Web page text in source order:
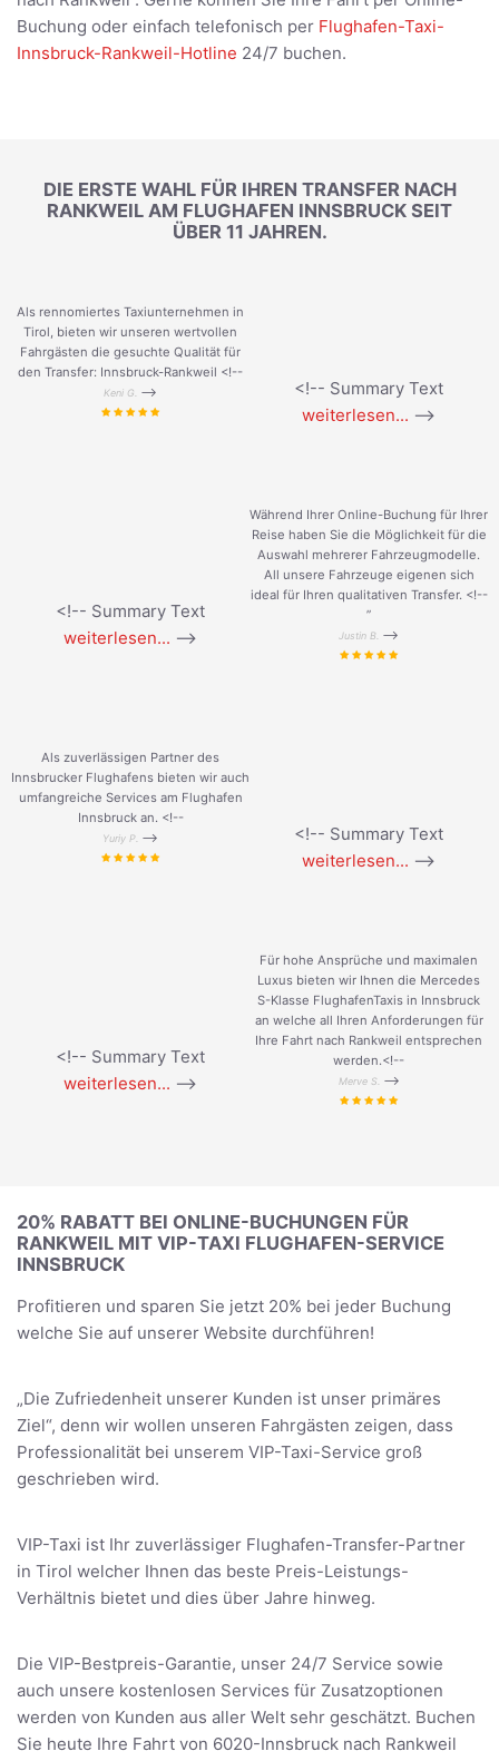
Buchung oder einfach telefonisch per Flughafen-Taxi-
Innsbruck-Rankweil-Hotline 24/7 buchen.
DIE ERSTE WAHL FÜR IHREN TRANSFER NACH
RANKWEIL AM FLUGHAFEN INNSBRUCK SEIT
ÜBER 11 JAHREN.
Als rennomiertes Taxiunternehmen in
Tirol, bieten wir unseren wertvollen
Fahrgästen die gesuchte Qualität für
den Transfer: Innsbruck-Rankweil <!--
Keni G. -->
<!-- Summary Text
weiterlesen... -->
<!-- Summary Text
weiterlesen... -->
Während Ihrer Online-Buchung für Ihrer
Reise haben Sie die Möglichkeit für die
Auswahl mehrerer Fahrzeugmodelle.
All unsere Fahrzeuge eigenen sich
ideal für Ihren qualitativen Transfer. <!--
”
Justin B. -->
Als zuverlässigen Partner des
Innsbrucker Flughafens bieten wir auch
umfangreiche Services am Flughafen
Innsbruck an. <!--
Yuriy P. -->
<!-- Summary Text
weiterlesen... -->
<!-- Summary Text
weiterlesen... -->
Für hohe Ansprüche und maximalen
Luxus bieten wir Ihnen die Mercedes
S-Klasse FlughafenTaxis in Innsbruck
an welche all Ihren Anforderungen für
Ihre Fahrt nach Rankweil entsprechen
werden.<!--
Merve S. -->
20% RABATT BEI ONLINE-BUCHUNGEN FÜR
RANKWEIL MIT VIP-TAXI FLUGHAFEN-SERVICE
INNSBRUCK
Profitieren und sparen Sie jetzt 20% bei jeder Buchung
welche Sie auf unserer Website durchführen!
„Die Zufriedenheit unserer Kunden ist unser primäres
Ziel“, denn wir wollen unseren Fahrgästen zeigen, dass
Professionalität bei unserem VIP-Taxi-Service groß
geschrieben wird.
VIP-Taxi ist Ihr zuverlässiger Flughafen-Transfer-Partner
in Tirol welcher Ihnen das beste Preis-Leistungs-
Verhältnis bietet und dies über Jahre hinweg.
Die VIP-Bestpreis-Garantie, unser 24/7 Service sowie
auch unsere kostenlosen Services für Zusatzoptionen
werden von Kunden aus aller Welt sehr geschätzt. Buchen
Sie heute Ihre Fahrt von 6020-Innsbruck nach Rankweil